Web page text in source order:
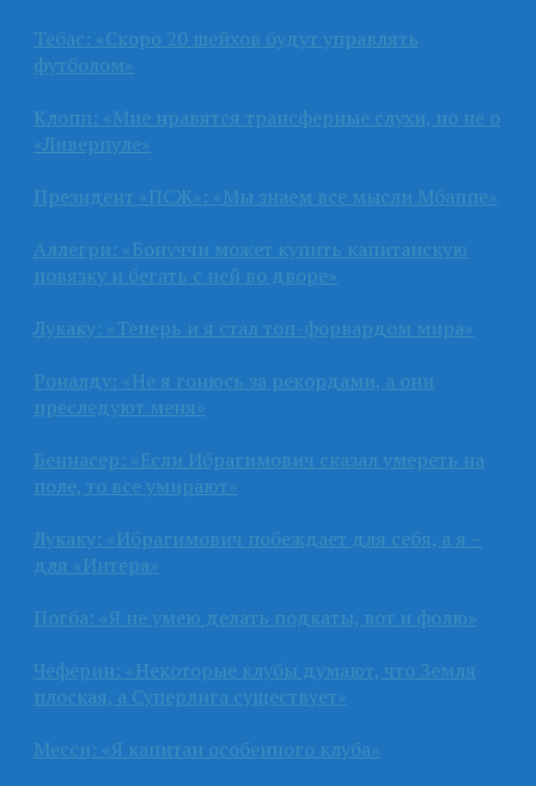
Тебас: «Скоро 20 шейхов будут управлять
футболом»
Клопп: «Мне нравятся трансферные слухи, но не о
«Ливерпуле»
Президент «ПСЖ»: «Мы знаем все мысли Мбаппе»
Аллегри: «Бонуччи может купить капитанскую
повязку и бегать с ней во дворе»
Лукаку: «Теперь и я стал топ-форвардом мира»
Роналду: «Не я гонюсь за рекордами, а они
преследуют меня»
Беннасер: «Если Ибрагимович сказал умереть на
поле, то все умирают»
Лукаку: «Ибрагимович побеждает для себя, а я –
для «Интера»
Погба: «Я не умею делать подкаты, вот и фолю»
Чеферин: «Некоторые клубы думают, что Земля
плоская, а Суперлига существует»
Месси: «Я капитан особенного клуба»